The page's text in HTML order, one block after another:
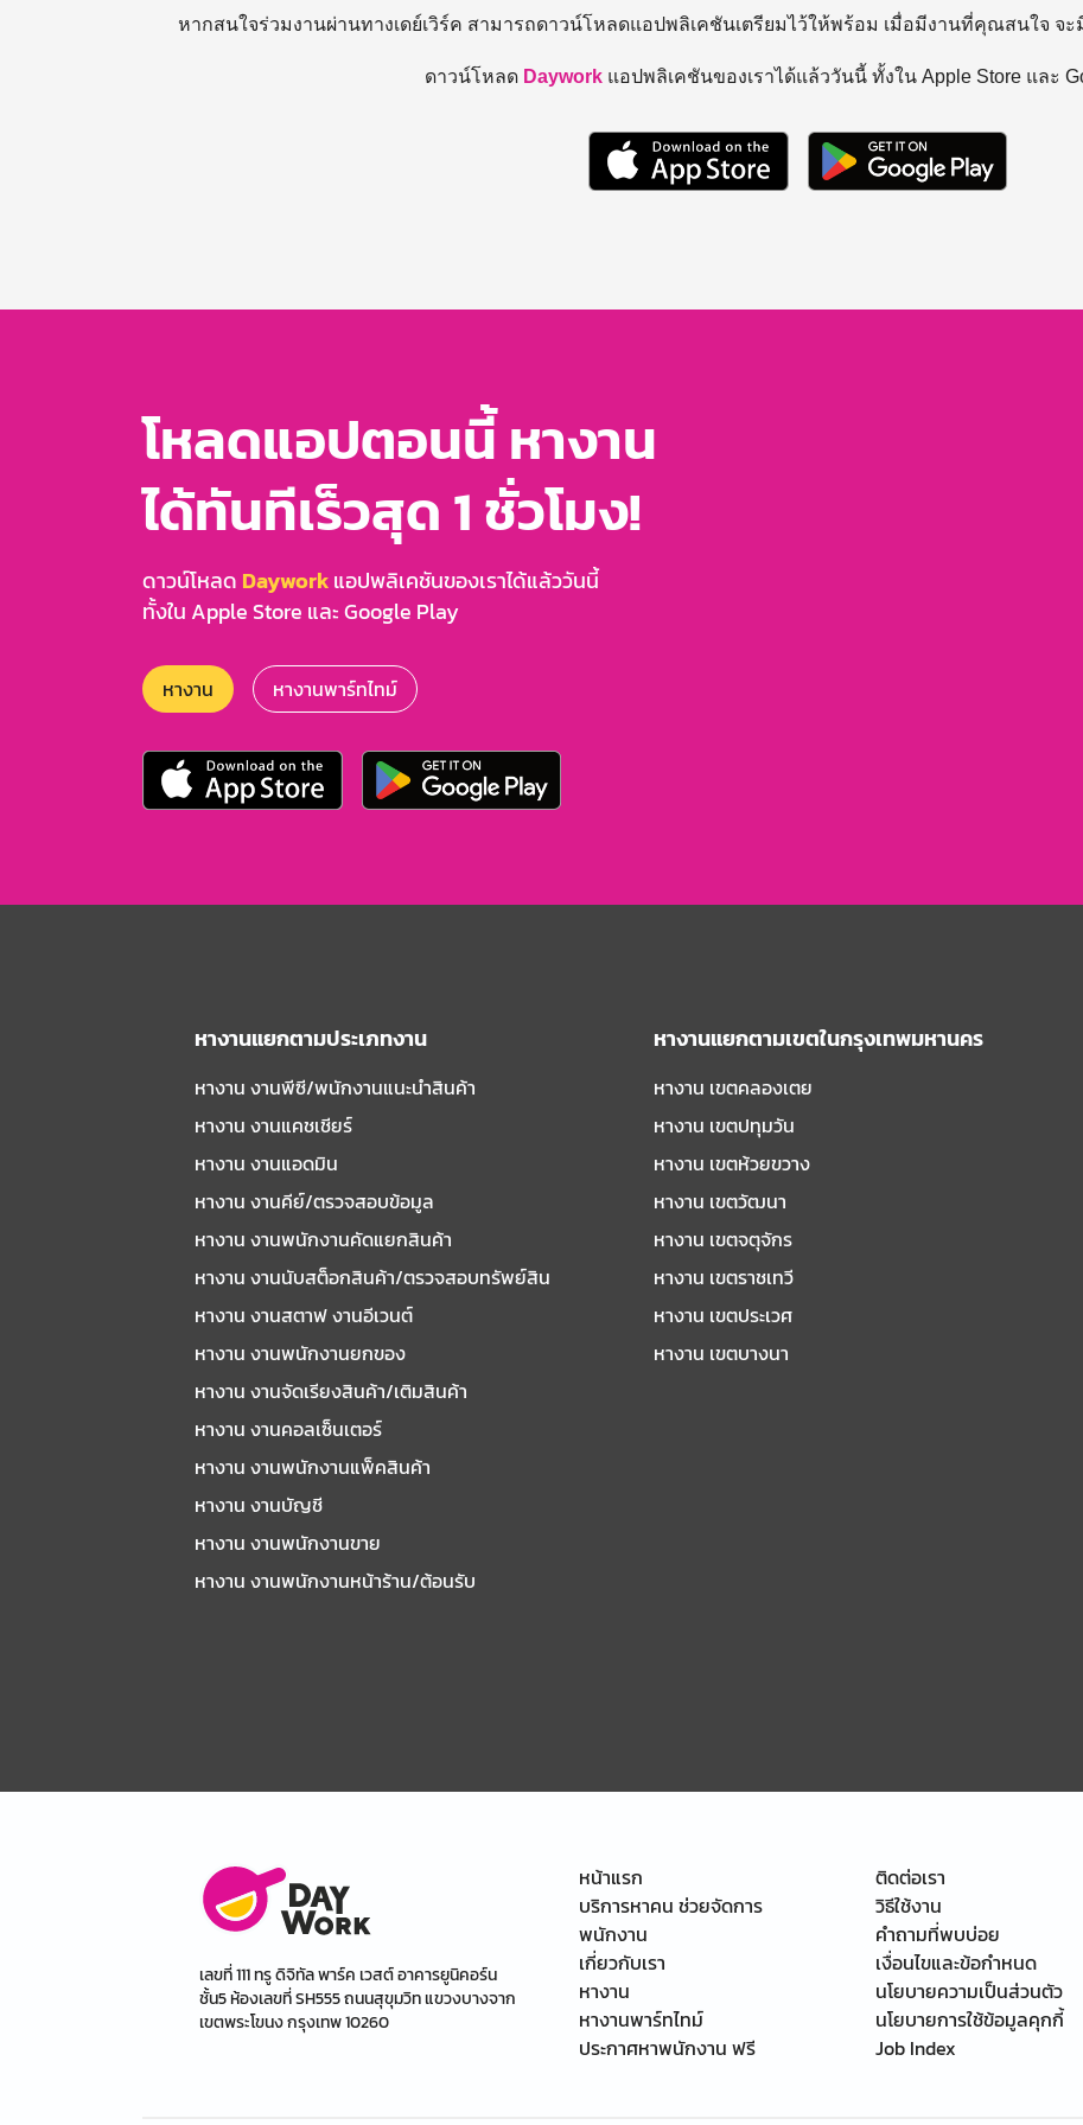
หากสนใจร่วมงานผ่านทางเดย์เวิร์ค สามารถดาวน์โหลดแอปพลิเคชันเตรียมไว้ให้พร้อม เมื่อมีงานที่คุณสนใจ จ
ดาวน์โหลด Daywork แอปพลิเคชันของเราได้แล้ววันนี้ ทั้งใน Apple Store และ
โหลดแอปตอนนี้ หางาน
ได้ทันทีเร็วสุด 1 ชั่วโมง!
ดาวน์โหลด Dayworkแอปพลิเคชันของเราได้แล้ววันนี้
ทั้งใน Apple Store และ Google Play
หางาน หางานพาร์ทไทม์
หางานแยกตามประเภทงาน
หางาน งานพีซี/พนักงานแนะนําสินค้า
หางาน งานแคชเชียร์
หางาน งานแอดมิน
หางาน งานคีย์/ตรวจสอบข้อมูล
หางาน งานพนักงานคัดแยกสินค้า
หางาน งานนับสต็อกสินค้า/ตรวจสอบทรัพย์สิน
หางาน งานสตาฟ งานอีเวนต์
หางาน งานพนักงานยกของ
หางาน งานจัดเรียงสินค้า/เติมสินค้า
หางาน งานคอลเซ็นเตอร์
หางาน งานพนักงานแพ็คสินค้า
หางาน งานบัญชี
หางาน งานพนักงานขาย
หางาน งานพนักงานหน้าร้าน/ต้อนรับ
หางานแยกตามเขตในกรุงเทพมหานคร
หางาน เขตคลองเตย
หางาน เขตปทุมวัน
หางาน เขตห้วยขวาง
หางาน เขตวัฒนา
หางาน เขตจตุจักร
หางาน เขตราชเทวี
หางาน เขตประเวศ
หางาน เขตบางนา
เลขที่ 111 ทรู ดิจิทัล พาร์ค เวสต์ อาคารยูนิคอร์น
ชั้น5 ห้องเลขที่ SH555 ถนนสุขุมวิท แขวงบางจาก
เขตพระโขนง กรุงเทพ 10260
หน้าแรก
บริการหาคน ช่วยจัดการ
พนักงาน
เกี่ยวกับเรา
หางาน
หางานพาร์ทไทม์
ประกาศหาพนักงาน ฟรี
ติดต่อเรา
วิธีใช้งาน
คำถามที่พบบ่อย
เงื่อนไขและข้อกำหนด
นโยบายความเป็นส่วนตัว
นโยบายการใช้ข้อมูลคุกกี้
Job Index